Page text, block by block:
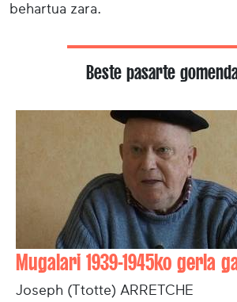
behartua zara.
Beste pasarte
Mugalari 1939-1945ko gerla
Joseph (Ttotte) ARRETCHE